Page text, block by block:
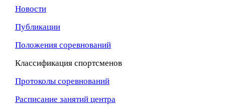
Новости
Публикации
Положения соревнований
Классификация спортсменов
Протоколы соревнований
Расписание занятий центра